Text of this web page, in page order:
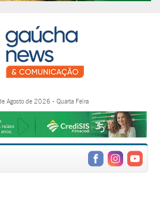
Agosto de 2026 - Quarta Feira